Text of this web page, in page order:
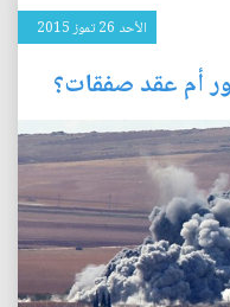
الأحد 26 تموز 2015
أم عقد صفقات؟